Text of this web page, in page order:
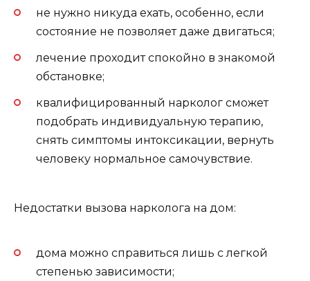
не нужно никуда ехать, особенно, если
состояние не позволяет даже двигаться;
лечение проходит спокойно в знакомой
обстановке;
квалифицированный нарколог сможет
подобрать индивидуальную терапию,
снять симптомы интоксикации, вернуть
человеку нормальное самочувствие.
Недостатки вызова нарколога на дом:
дома можно справиться лишь с легкой
степенью зависимости;